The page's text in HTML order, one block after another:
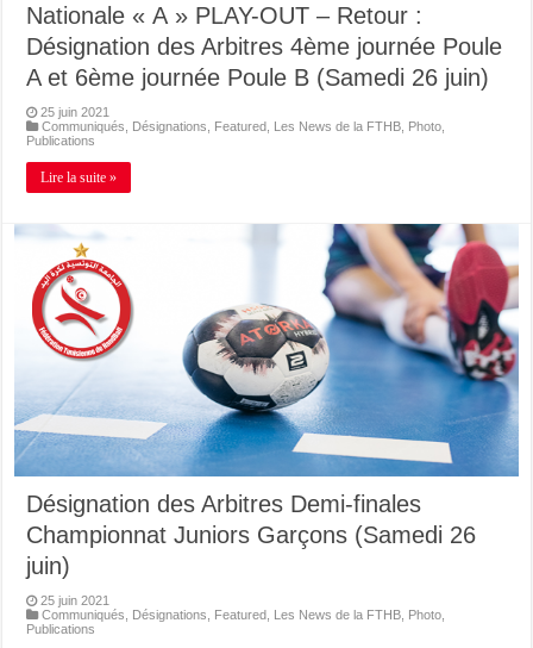
Nationale « A » PLAY-OUT – Retour :
Désignation des Arbitres 4ème journée Poule
A et 6ème journée Poule B (Samedi 26 juin)
25 juin 2021
Communiqués
Désignations Featured Les News de la FTHB Photo
Publications
Lire la suite »
Désignation des Arbitres Demi-finales
Championnat Juniors Garçons (Samedi 26
juin)
25 juin 2021
Communiqués
Désignations Featured Les News de la FTHB Photo
Publications